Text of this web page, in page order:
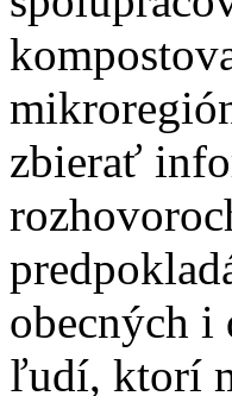
zbierať
obecných i
ľudí, ktorí